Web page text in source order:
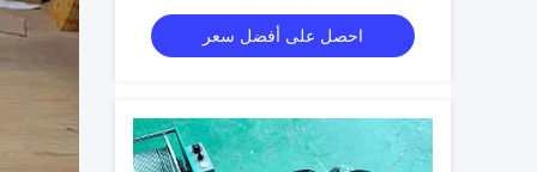
الآبار أداة مسح الآبار الجيوتقنية للبيع
احصل على أفضل سعر